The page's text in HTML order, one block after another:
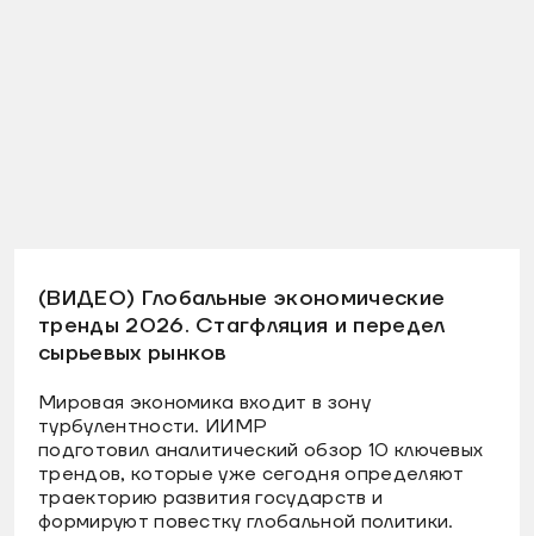
(ВИДЕО) Глобальные экономические
тренды 2026. Стагфляция и передел
сырьевых рынков
Мировая экономика входит в зону
турбулентности. ИИМР
подготовил аналитический обзор 10 ключевых
трендов, которые уже сегодня определяют
траекторию развития государств и
формируют повестку глобальной политики.